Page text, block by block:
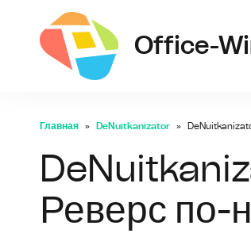
Office-
Главная DeNuitkanizator
Реверс по-